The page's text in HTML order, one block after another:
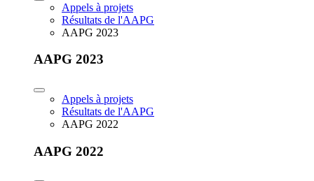
Appels à projets
Résultats de l'AAPG
AAPG 2023
AAPG 2023
Appels à projets
Résultats de l'AAPG
AAPG 2022
AAPG 2022